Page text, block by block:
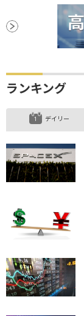
消費者物価指数
ランキング
デイリー